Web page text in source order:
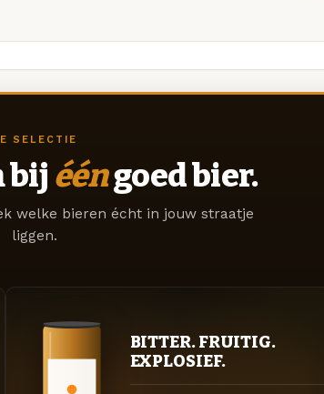
SELECTIE
bij ééngoed bier.
welke bieren écht in jouw straatje
liggen.
BITTER. FRUITIG.
EXPLOSIEF.